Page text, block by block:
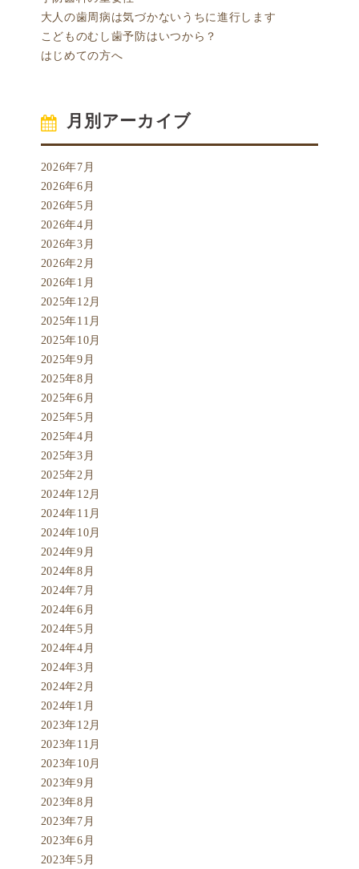
大人の歯周病は気づかないうちに進行します
こどものむし歯予防はいつから？
はじめての方へ
月別アーカイブ
2026年7月
2026年6月
2026年5月
2026年4月
2026年3月
2026年2月
2026年1月
2025年12月
2025年11月
2025年10月
2025年9月
2025年8月
2025年6月
2025年5月
2025年4月
2025年3月
2025年2月
2024年12月
2024年11月
2024年10月
2024年9月
2024年8月
2024年7月
2024年6月
2024年5月
2024年4月
2024年3月
2024年2月
2024年1月
2023年12月
2023年11月
2023年10月
2023年9月
2023年8月
2023年7月
2023年6月
2023年5月